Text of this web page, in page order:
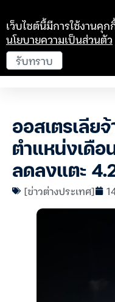
ออสเตรเลีย
ตำแหน่งเดือ
ลดลงแตะ
[ข่าวต่างประเทศ]
เว็บไซต์นี้มีการใช้งานคุ
นโยบายความเป็นส่วนตัว
รับทราบ